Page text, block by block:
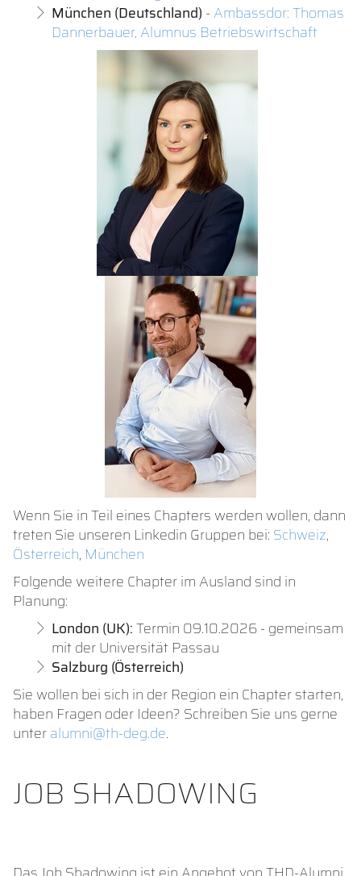
München (Deutschland) - Ambassdor: Thomas
Dannerbauer, Alumnus Betriebswirtschaft
Wenn Sie in Teil eines Chapters werden wollen, dann
treten Sie unseren Linkedin Gruppen bei: Schweiz,
Österreich, München
Folgende weitere Chapter im Ausland sind in
Planung:
London (UK):Termin 09.10.2026 - gemeinsam
mit der Universität Passau
Salzburg (Österreich)
Sie wollen bei sich in der Region ein Chapter starten,
haben Fragen oder Ideen? Schreiben Sie uns gerne
unteralumni@th-deg.de.
JOB SHADOWING